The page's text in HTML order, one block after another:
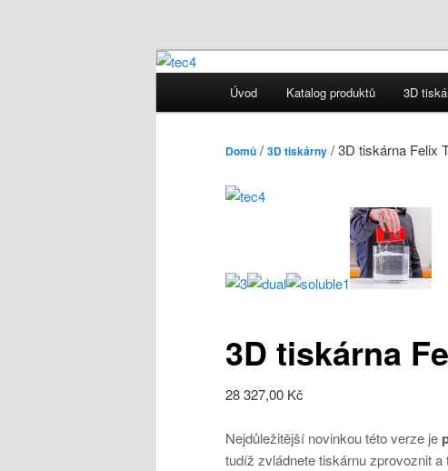
3D tiskárny
Hlavní navigační menu
Přejít k hlavnímu obsahu webu
Úvod Katalog produktů 3D
Domů / 3D tiskárny / 3D tiskárna Felix
3D tiskárna
28 327,00 Kč
Nejdůležitější novinkou této verze je
tudíž zvládnete tiskárnu zprovoznit